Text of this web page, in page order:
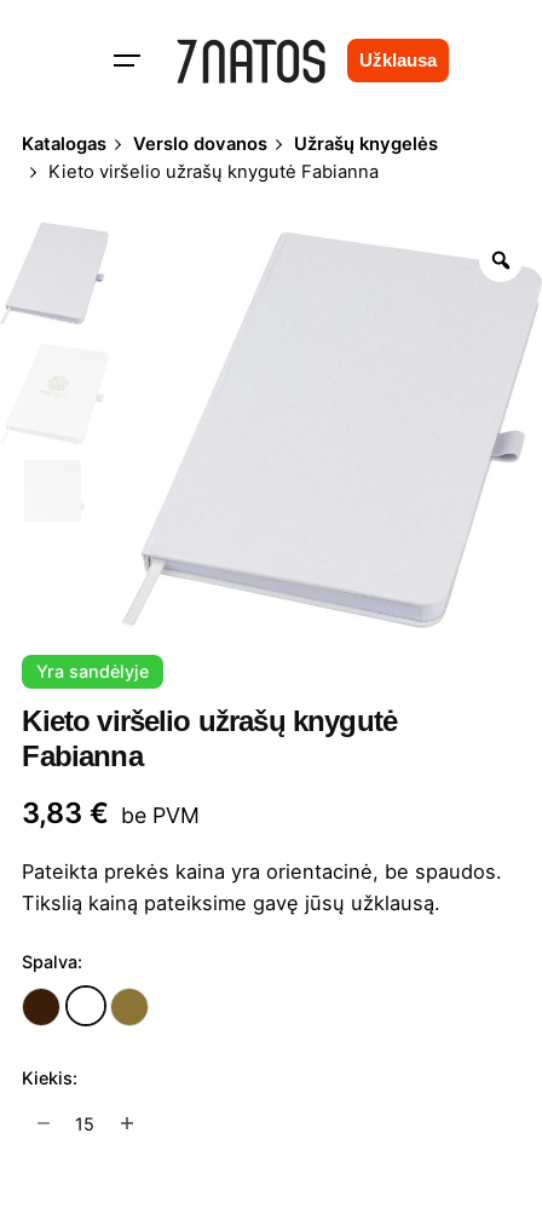
Užklausa
Katalogas Verslo dovanos
Užrašų knygelės
Kieto viršelio užrašų knygutė Fabianna
Yra sandėlyje
Kieto viršelio užrašų knygutė
Fabianna
3,83€ be PVM
Pateikta prekės kaina yra orientacinė, be spaudos.
Tikslią kainą pateiksime gavę jūsų užklausą.
Spalva:
Kiekis:
produkto